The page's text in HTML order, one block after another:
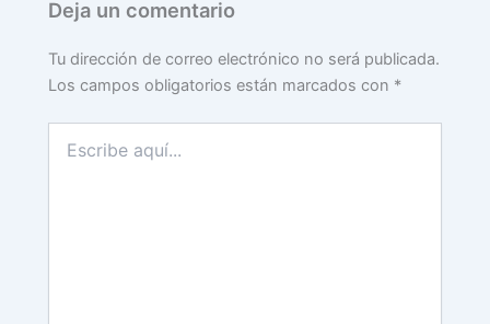
Deja un comentario
Tu dirección de correo electrónico no será publicada.
Los campos obligatorios están marcados con *
aquí...